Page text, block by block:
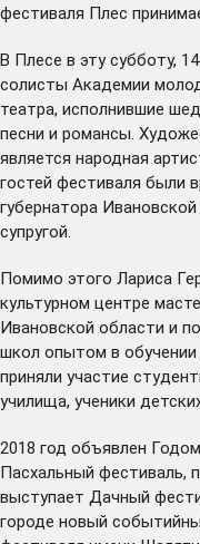
фестиваля Плес
В Плесе в эту субботу,
солисты Академии
театра, исполнившие
песни и романсы.
является народная
гостей фестиваля были
губернатора
супругой.
Помимо этого Лариса
культурном центре
Ивановской области и
школ опытом в
приняли участие
училища, ученики
2018 год объявлен
Пасхальный фестиваль,
выступает Дачный
городе новый